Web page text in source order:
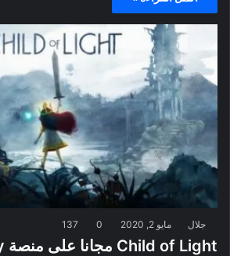
جلال مايو 2, 2020 0
137
Child of Light مجانا على منصة Uplay